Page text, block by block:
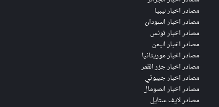
مصادر اخبار ليبيا
مصادر اخبار السودان
مصادر اخبار تونس
مصادر اخبار اليمن
مصادر اخبار موريتانيا
مصادر اخبار جزر القمر
مصادر اخبار جيبوتي
مصادر اخبار الصومال
مصادر لايف ستايل